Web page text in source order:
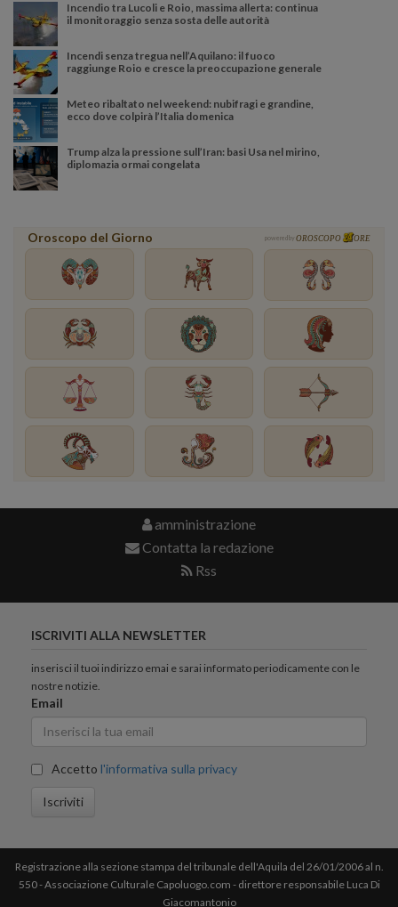
Incendio tra Lucoli e Roio, massima allerta: continua
il monitoraggio senza sosta delle autorità
Incendi senza tregua nell’Aquilano: il fuoco
raggiunge Roio e cresce la preoccupazione generale
Meteo ribaltato nel weekend: nubifragi e grandine,
ecco dove colpirà l’Italia domenica
Trump alza la pressione sull’Iran: basi Usa nel mirino,
diplomazia ormai congelata
Oroscopo del Giorno powered by OROSCOPO ORE
amministrazione
Contatta la redazione
Rss
ISCRIVITI ALLA NEWSLETTER
inserisci il tuoi indirizzo emai e sarai informato periodicamente con le
nostre notizie.
Email
Accetto l'informativa sulla privacy
Iscriviti
Registrazione alla sezione stampa del tribunale dell'Aquila del 26/01/2006 al n.
550 - Associazione Culturale Capoluogo.com - direttore responsabile Luca Di
Giacomantonio